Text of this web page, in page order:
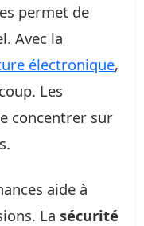
permet de
Avec la
électronique,
Les
concentrer sur
aide à
La sécurité